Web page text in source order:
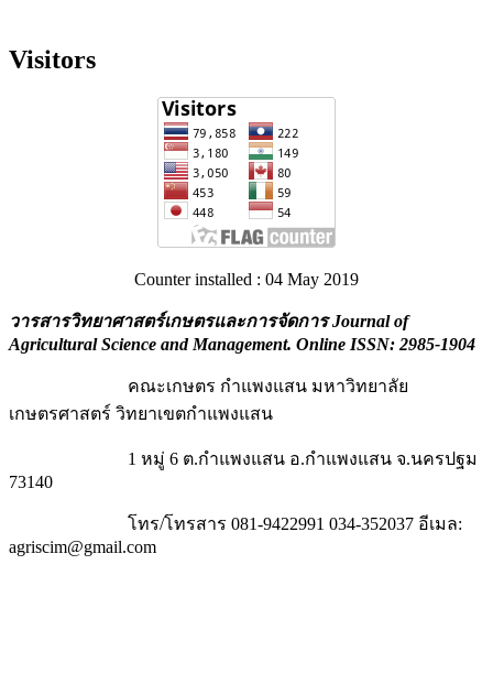
Visitors
Counter installed : 04 May 2019
วารสารวิทยาศาสตร์เกษตรและการจัดการ Journal of
Agricultural Science and Management. Online ISSN: 2985-1904
คณะเกษตร กำแพงแสน มหาวิทยาลัย
เกษตรศาสตร์ วิทยาเขตกำแพงแสน
1 หมู่ 6 ต.กำแพงแสน อ.กำแพงแสน จ.นครปฐม
73140
โทร/โทรสาร 081-9422991 034-352037 อีเมล:
agriscim@gmail.com